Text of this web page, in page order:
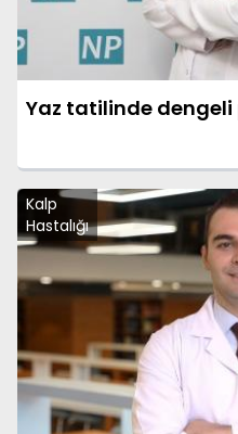
Yaz tatilinde
Kalp
Hastalığı